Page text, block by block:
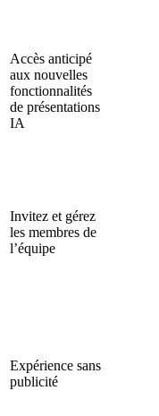
Accès anticipé
aux nouvelles
fonctionnalités
de présentations
IA
Invitez et gérez
les membres de
l’équipe
Expérience sans
publicité